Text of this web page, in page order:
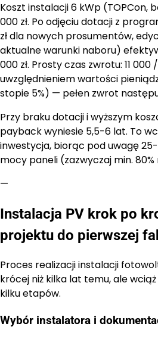
Koszt instalacji 6 kWp (TOPCon,
000 zł. Po odjęciu dotacji z
zł dla nowych prosumentów,
aktualne warunki naboru)
000 zł. Prosty czas zwrotu: 11 000
uwzględnieniem wartości
stopie 5%) — pełen zwrot
Przy braku dotacji i wyższym
payback wyniesie 5,5-6 lat. To
inwestycja, biorąc pod uwagę
mocy paneli (zazwyczaj min.
—
Instalacja PV krok po
projektu do pierwszej
Proces realizacji instalacji
krócej niż kilka lat temu, ale
kilku etapów.
Wybór instalatora i